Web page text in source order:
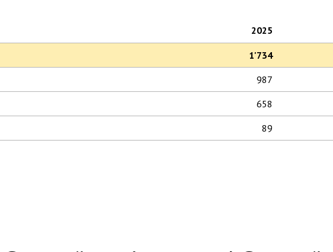
2025
1'734
987
658
89